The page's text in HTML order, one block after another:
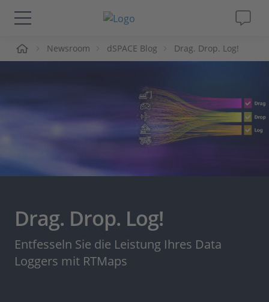
Lösungen & Produkte
Karriere
Newsroom dSPACE Blog Drag. Drop. Log!
Drag. Drop. Log!
Entfesseln Sie die Leistung Ihres Data
Loggers mit RTMaps